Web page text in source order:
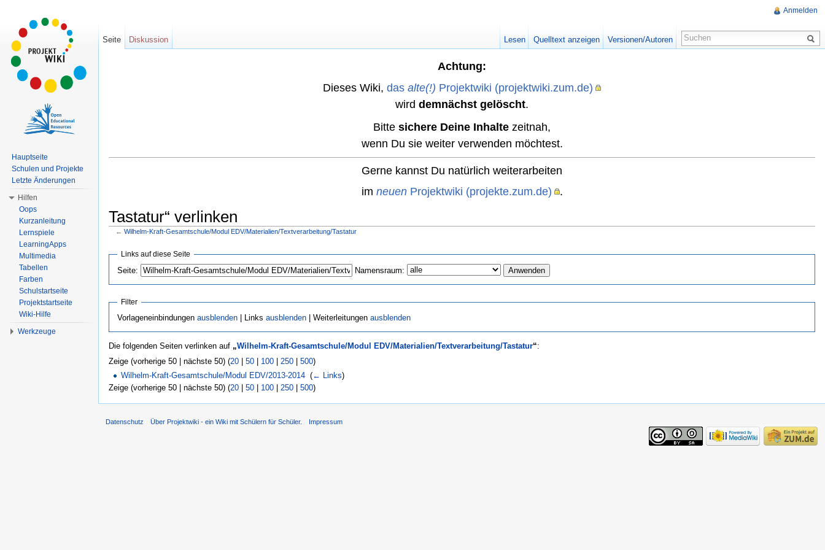
Achtung:
Dieses Wiki, das alte(!) Projektwiki (projektwiki.zum.de)
wird demnächst gelöscht.
Bitte sichere Deine Inhalte zeitnah,
wenn Du sie weiter verwenden möchtest.
Gerne kannst Du natürlich weiterarbeiten
im neuenProjektwiki (projekte.zum.de) .
Tastatur“ verlinken
← Wilhelm-Kraft-Gesamtschule/Modul EDV/Materialien/Textverarbeitung/Tastatur
Links auf diese Seite
Seite: Namensraum:
Filter
Vorlageneinbindungen ausblenden| Links ausblenden| Weiterleitungen ausblenden
Die folgenden Seiten verlinken auf „Wilhelm-Kraft-Gesamtschule/Modul EDV/Materialien/Textverarbeitung/Tastatur“:
Zeige (vorherige 50 | nächste 50) (20 50 100 250 500)
Wilhelm-Kraft-Gesamtschule/Modul EDV/2013-2014 ‎(← Links)
Zeige (vorherige 50 | nächste 50) (20 50 100 250 500)
Anmelden
Seite Diskussion Lesen Quelltext anzeigen Versionen/Autoren
Hauptseite
Schulen und Projekte
Letzte Änderungen
Hilfen
Oops
Kurzanleitung
Lernspiele
LearningApps
Multimedia
Tabellen
Farben
Schulstartseite
Projektstartseite
Wiki-Hilfe
Werkzeuge
Datenschutz Über Projektwiki - ein Wiki mit Schülern für Schüler. Impressum